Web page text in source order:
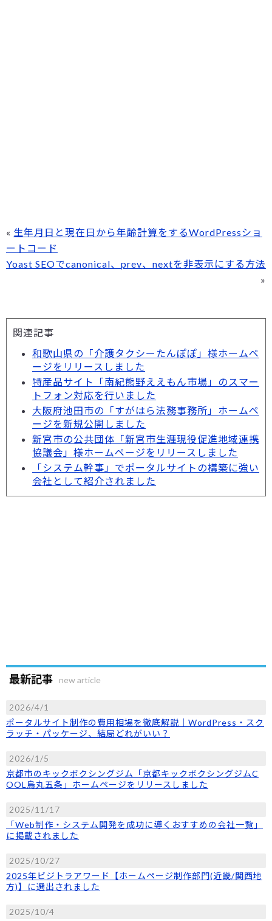
« 生年月日と現在日から年齢計算をするWordPressショ
ートコード
Yoast SEOでcanonical、prev、nextを非表示にする方法
»
関連記事
和歌山県の「介護タクシーたんぽぽ」様ホームペ
ージをリリースしました
特産品サイト「南紀熊野ええもん市場」のスマー
トフォン対応を行いました
大阪府池田市の「すがはら法務事務所」ホームペ
ージを新規公開しました
新宮市の公共団体「新宮市生涯現役促進地域連携
協議会」様ホームページをリリースしました
「システム幹事」でポータルサイトの構築に強い
会社として紹介されました
最新記事 new article
2026/4/1
ポータルサイト制作の費用相場を徹底解説｜WordPress・スク
ラッチ・パッケージ、結局どれがいい？
2026/1/5
京都市のキックボクシングジム「京都キックボクシングジムC
OOL烏丸五条」ホームページをリリースしました
2025/11/17
「Web制作・システム開発を成功に導くおすすめの会社一覧」
に掲載されました
2025/10/27
2025年ビジトラアワード【ホームページ制作部門(近畿/関西地
方)】に選出されました
2025/10/4